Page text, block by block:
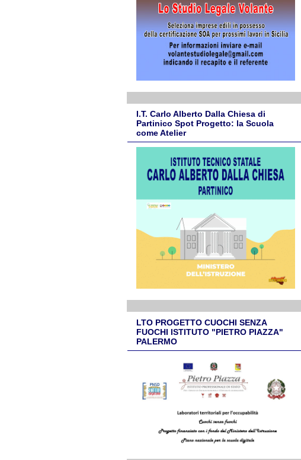
I.T. Carlo Alberto Dalla Chiesa di
Partinico Spot Progetto: la Scuola
come Atelier
LTO PROGETTO CUOCHI SENZA
FUOCHI ISTITUTO "PIETRO PIAZZA"
PALERMO